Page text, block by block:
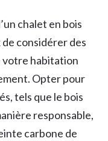
chalet en bois
de considérer des
votre habitation
Opter pour
tels que le bois
responsable,
carbone de